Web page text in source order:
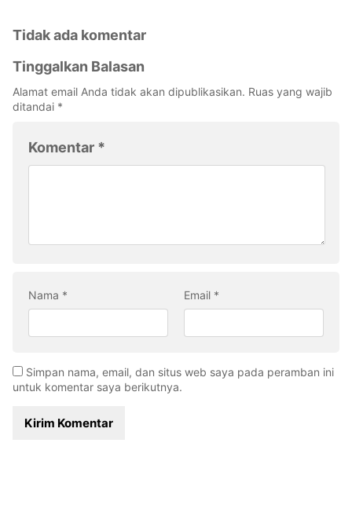
Tidak ada komentar
Tinggalkan Balasan
Alamat email Anda tidak akan dipublikasikan. Ruas yang wajib
ditandai *
Komentar *
Nama * Email *
Simpan nama, email, dan situs web saya pada peramban ini
untuk komentar saya berikutnya.